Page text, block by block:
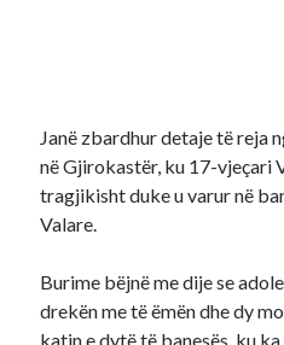
Janë zbardhur detaje të reja
në Gjirokastër, ku 17-vjeçari
tragjikisht duke u varur në
Valare.
Burime bëjnë me dije se
drekën me të ëmën dhe dy
katin e dytë të banesës, ku